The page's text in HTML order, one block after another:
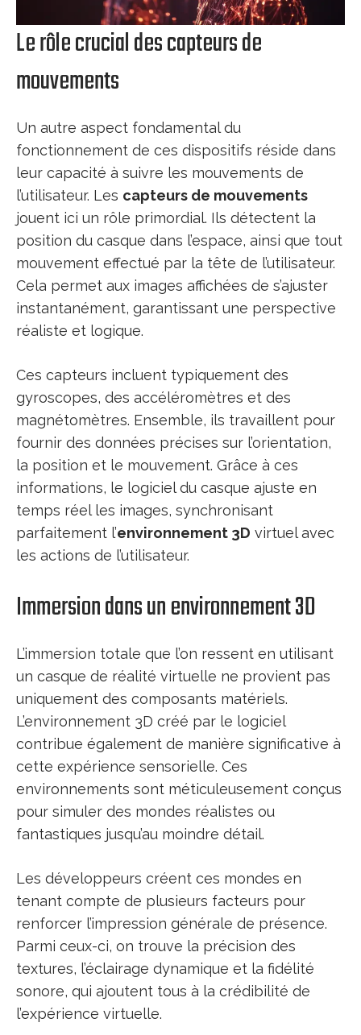
Le rôle crucial des capteurs de
mouvements
Un autre aspect fondamental du
fonctionnement de ces dispositifs réside dans
leur capacité à suivre les mouvements de
l’utilisateur. Les capteurs de mouvements
jouent ici un rôle primordial. Ils détectent la
position du casque dans l’espace, ainsi que tout
mouvement effectué par la tête de l’utilisateur.
Cela permet aux images affichées de s’ajuster
instantanément, garantissant une perspective
réaliste et logique.
Ces capteurs incluent typiquement des
gyroscopes, des accéléromètres et des
magnétomètres. Ensemble, ils travaillent pour
fournir des données précises sur l’orientation,
la position et le mouvement. Grâce à ces
informations, le logiciel du casque ajuste en
temps réel les images, synchronisant
parfaitement l’environnement 3D virtuel avec
les actions de l’utilisateur.
Immersion dans un environnement 3D
L’immersion totale que l’on ressent en utilisant
un casque de réalité virtuelle ne provient pas
uniquement des composants matériels.
L’environnement 3D créé par le logiciel
contribue également de manière significative à
cette expérience sensorielle. Ces
environnements sont méticuleusement conçus
pour simuler des mondes réalistes ou
fantastiques jusqu’au moindre détail.
Les développeurs créent ces mondes en
tenant compte de plusieurs facteurs pour
renforcer l’impression générale de présence.
Parmi ceux-ci, on trouve la précision des
textures, l’éclairage dynamique et la fidélité
sonore, qui ajoutent tous à la crédibilité de
l’expérience virtuelle.